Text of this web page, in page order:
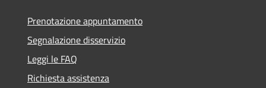
Prenotazione appuntamento
Segnalazione disservizio
Leggi le FAQ
Richiesta assistenza